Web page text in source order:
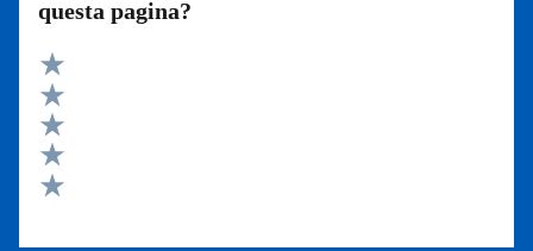
questa pagina?
Valuta 5 stelle su 5
Valuta 4 stelle su 5
Valuta 3 stelle su 5
Valuta 2 stelle su 5